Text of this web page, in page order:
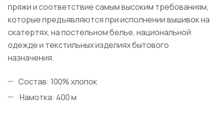
пряжи и соответствие самым высоким требованиям,
которые предъявляются при исполнении вышивок на
скатертях, на постельном белье, национальной
одежде и текстильных изделиях бытового
назначения.
Состав: 100% хлопок
Намотка: 400 м